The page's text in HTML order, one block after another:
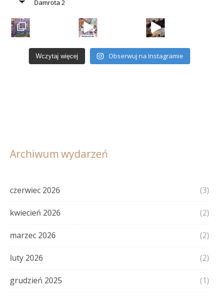
Damrota 2
Wczytaj więcej Obserwuj na Instagramie
Archiwum wydarzeń
czerwiec 2026 (3)
kwiecień 2026 (2)
marzec 2026 (2)
luty 2026 (2)
grudzień 2025 (1)